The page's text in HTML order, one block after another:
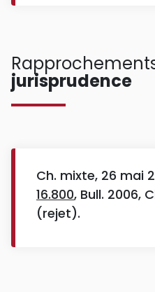
jurisprudence
Ch. mixte, 26 mai
16.800, Bull. 2006,
(rejet).